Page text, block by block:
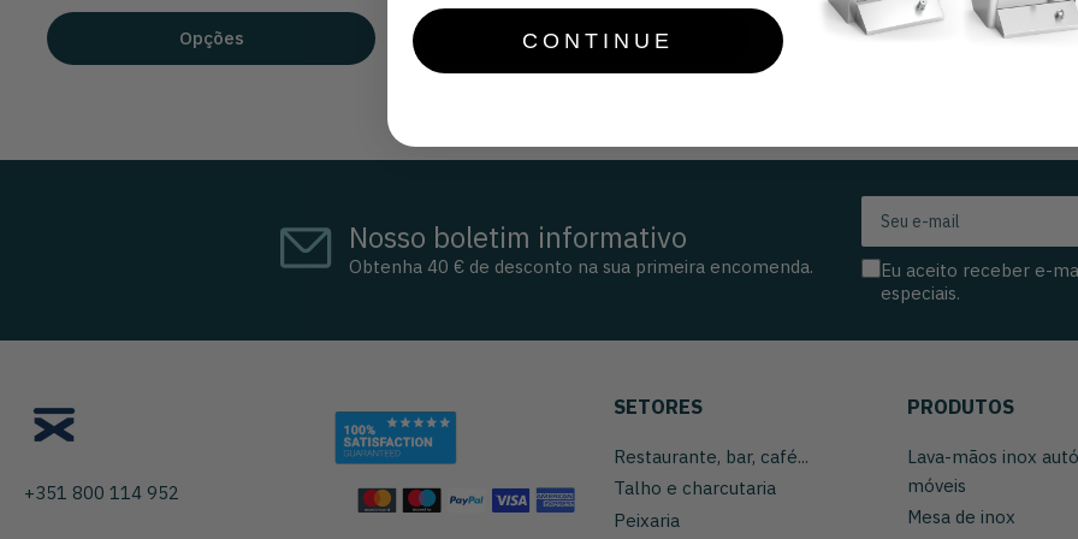
Opções Adicionar ao carrinho
Nosso boletim informativo
Obtenha 40 € de desconto na sua primeira encomenda.
mail
Eu aceito receber e-
especiais.
+351 800 114 952
SETORES
Restaurante, bar, café...
Talho e charcutaria
Peixaria
PRODUTOS
Lava-mãos inox
móveis
Mesa de inox
CONTINUE